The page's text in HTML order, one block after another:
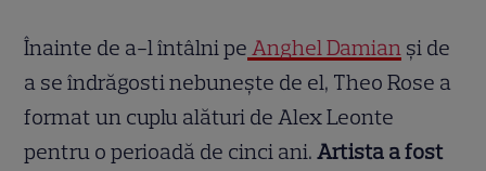
Înainte de a-l întâlni pe Anghel Damian și de
a se îndrăgosti nebunește de el, Theo Rose a
format un cuplu alături de Alex Leonte
pentru o perioadă de cinci ani.Artista a fost